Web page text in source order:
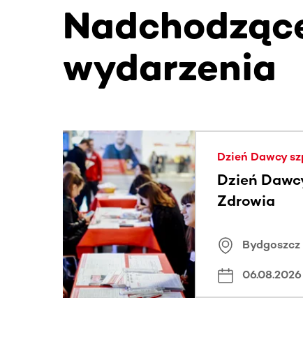
wydarzenia
Ta sekcja zawiera treści przewijane w
Dzień Dawcy
Dzień
Zdrowia
Bydgoszcz
06.08.2026